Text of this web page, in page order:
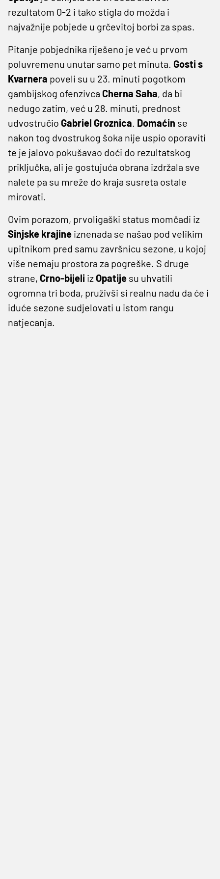
rezultatom 0-2 i tako stigla do možda i
najvažnije pobjede u grčevitoj borbi za spas.
Pitanje pobjednika riješeno je već u prvom
poluvremenu unutar samo pet minuta. Gosti s
Kvarnera poveli su u 23. minuti pogotkom
gambijskog ofenzivca Cherna Saha, da bi
nedugo zatim, već u 28. minuti, prednost
udvostručio Gabriel Groznica. Domaćin se
nakon tog dvostrukog šoka nije uspio oporaviti
te je jalovo pokušavao doći do rezultatskog
priključka, ali je gostujuća obrana izdržala sve
nalete pa su mreže do kraja susreta ostale
mirovati.
Ovim porazom, prvoligaški status momčadi iz
Sinjske krajine iznenada se našao pod velikim
upitnikom pred samu završnicu sezone, u kojoj
više nemaju prostora za pogreške. S druge
strane, Crno-bijeli iz Opatije su uhvatili
ogromna tri boda, pruživši si realnu nadu da će i
iduće sezone sudjelovati u istom rangu
natjecanja.